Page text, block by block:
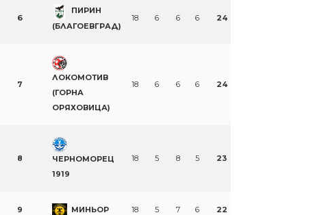
6
ПИРИН
(БЛАГОЕВГРАД)
18 6 6 6 24
7
ЛОКОМОТИВ
(ГОРНА
ОРЯХОВИЦА)
18 6 6 6 24
8
ЧЕРНОМОРЕЦ
1919
18 5 8 5 23
9 МИНЬОР 18 5 7 6 22